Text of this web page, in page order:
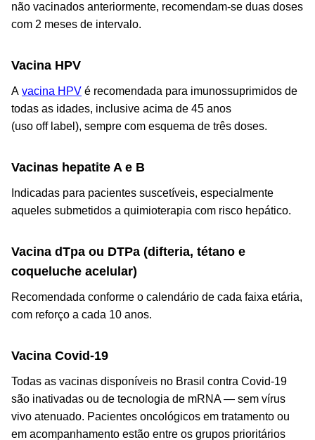
não vacinados anteriormente, recomendam-se duas doses
com 2 meses de intervalo.
Vacina HPV
A vacina HPV é recomendada para imunossuprimidos de
todas as idades, inclusive acima de 45 anos
(uso off label ), sempre com esquema de três doses.
Vacinas hepatite A e B
Indicadas para pacientes suscetíveis, especialmente
aqueles submetidos a quimioterapia com risco hepático.
Vacina dTpa ou DTPa (difteria, tétano e
coqueluche acelular)
Recomendada conforme o calendário de cada faixa etária,
com reforço a cada 10 anos.
Vacina Covid-19
Todas as vacinas disponíveis no Brasil contra Covid-19
são inativadas ou de tecnologia de mRNA — sem vírus
vivo atenuado. Pacientes oncológicos em tratamento ou
em acompanhamento estão entre os grupos prioritários